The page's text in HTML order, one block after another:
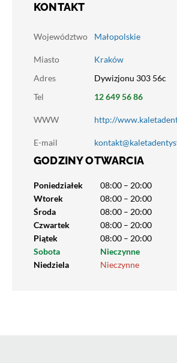
KONTAKT
Województwo Małopolskie
Miasto
Kraków
Adres
Dywizjonu 303 56c
Tel
12 649 56 86
WWW http://
E-mail
GODZINY OTWARCIA
Poniedziałek
08:00 – 20:00
Wtorek
08:00 – 20:00
Środa
08:00 – 20:00
Czwartek
08:00 – 20:00
Piątek
08:00 – 20:00
Sobota
Nieczynne
Niedziela
Nieczynne